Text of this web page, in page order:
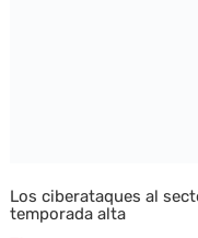
Los ciberataques al
temporada alta